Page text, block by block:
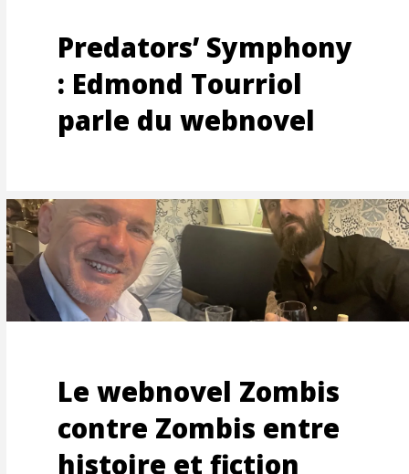
Predators’ Symphony
: Edmond Tourriol
parle du webnovel
Le webnovel Zombis
contre Zombis entre
histoire et fiction